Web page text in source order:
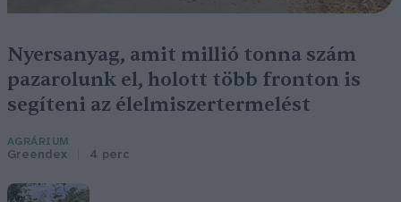
Nyersanyag, amit millió tonna szám
pazarolunk el, holott több fronton is
segíteni az élelmiszertermelést
AGRÁRIUM
Greendex 4 perc